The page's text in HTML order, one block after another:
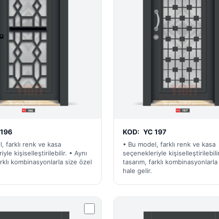
farklı renk ve kasa
kişiselleştirilebilir. • Aynı
kombinasyonlarla size özel
KOD: YC 197
• Bu model, farklı renk ve kasa
seçenekleriyle
tasarım, farklı
hale gelir.